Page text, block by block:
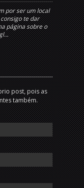
por ser um local
te dar
página sobre o
post, pois as
também.